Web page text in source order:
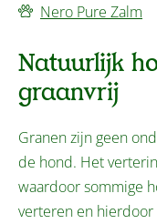
Nero Pure Zalm
Natuurlijk
graanvrij
Granen zijn geen
de hond. Het
waardoor sommige
verteren en